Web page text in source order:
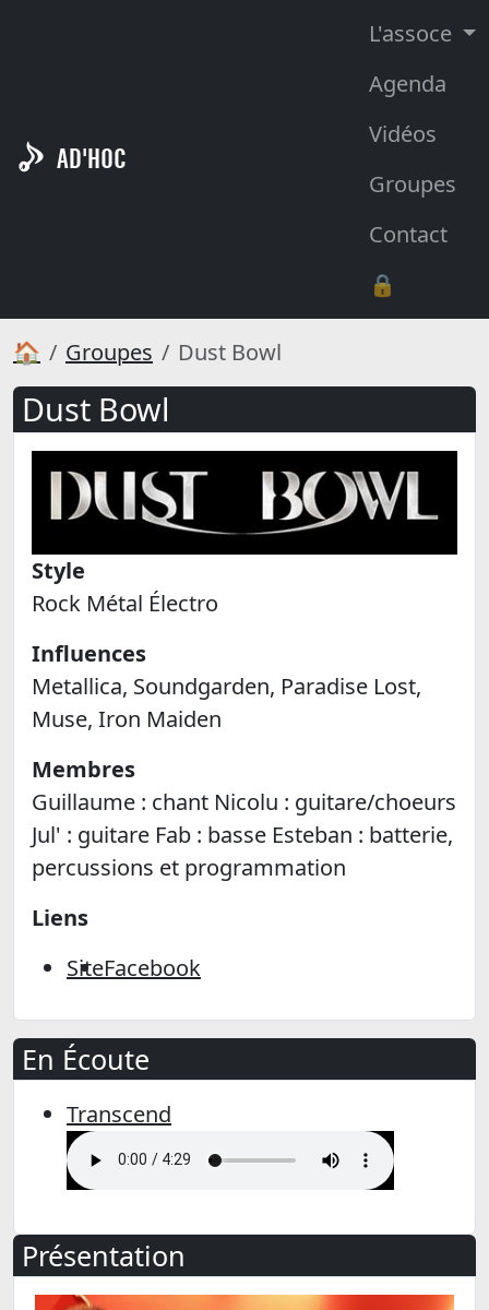
AD'HOC
L'assoce
Agenda
Vidéos
Groupes
Contact
🔒
🏠 Groupes Dust Bowl
Dust Bowl
Style
Rock Métal Électro
Influences
Metallica, Soundgarden, Paradise Lost,
Muse, Iron Maiden
Membres
Guillaume : chant Nicolu : guitare/choeurs
Jul' : guitare Fab : basse Esteban : batterie,
percussions et programmation
Liens
SiteFacebook
En Écoute
Transcend
Présentation